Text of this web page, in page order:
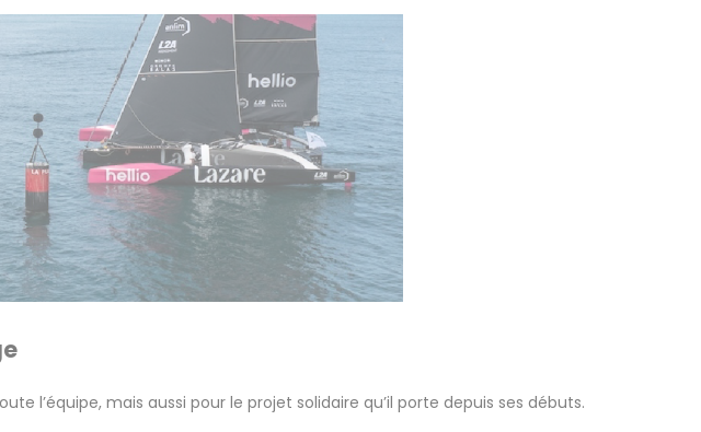
l’équipe, mais aussi pour le projet solidaire qu’il porte depuis ses débuts.